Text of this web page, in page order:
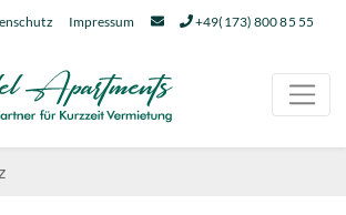
Impressum +49(173) 800 85 55